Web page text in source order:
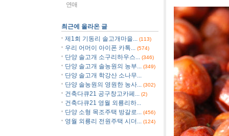
연애
최근에 올라온 글
제1회 기동리 솔고개마을...
(113)
우리 어머이 아이폰 카톡... (574)
단양 솔고개 소구리하우스... (346)
단양 솔고개 솔농원의 농부... (349)
단양 솔고개 학강산 소나무...
단양 솔농원의 영원한 농사...
(302)
건축다큐21 공구창고카페... (2)
건축다큐21 영월 외룡리하...
단양 소형 목조주택 방갈로...
(456)
영월 외룡리 전원주택 시더... (124)